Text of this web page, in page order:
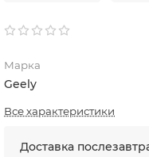
Марка
Geely
Все характеристики
Доставка